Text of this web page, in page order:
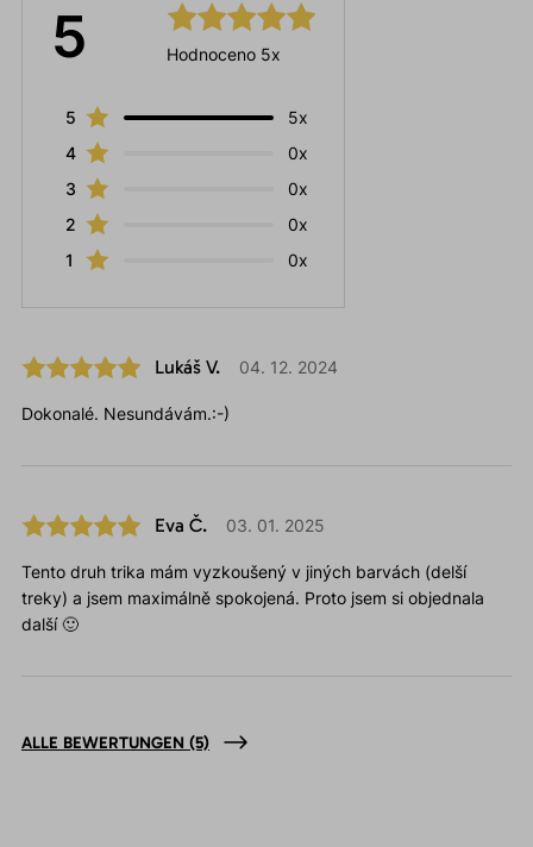
5 Hodnoceno 5x
5
5x
4
0x
3
0x
2
0x
1
0x
Lukáš V. 04. 12. 2024
Dokonalé. Nesundávám.:-)
Eva Č. 03. 01. 2025
Tento druh trika mám vyzkoušený v jiných barvách (delší
treky) a jsem maximálně spokojená. Proto jsem si objednala
další 🙂
ALLE BEWERTUNGEN (5)